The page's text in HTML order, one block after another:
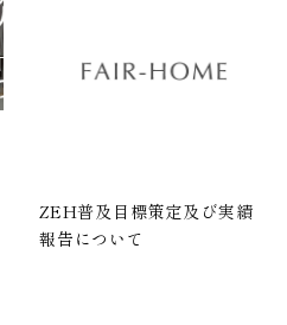
ZEH普及目標策定及び実績
報告について